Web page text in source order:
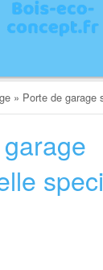
» Porte de garage